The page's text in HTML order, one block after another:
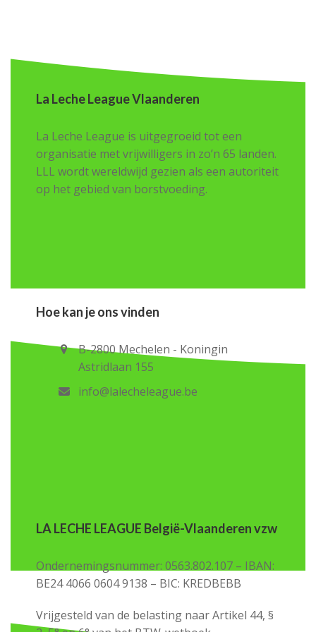
La Leche League Vlaanderen
La Leche League is uitgegroeid tot een
organisatie met vrijwilligers in zo’n 65 landen.
LLL wordt wereldwijd gezien als een autoriteit
op het gebied van borstvoeding.
Hoe kan je ons vinden
B-2800 Mechelen - Koningin
Astridlaan 155
info@lalecheleague.be
LA LECHE LEAGUE België-Vlaanderen vzw
Ondernemingsnummer: 0563.802.107 – IBAN:
BE24 4066 0604 9138 – BIC: KREDBEBB
Vrijgesteld van de belasting naar Artikel 44, §